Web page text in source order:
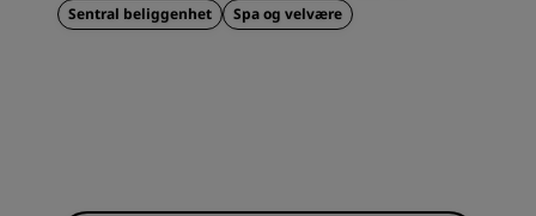
Sentral beliggenhet
Spa og velvære